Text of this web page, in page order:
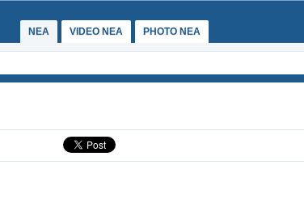
ΝΕΑ VIDEO NEA PHOTO NEA